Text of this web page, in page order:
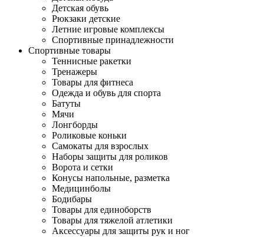
Детская обувь
Рюкзаки детские
Летние игровые комплексы
Спортивные принадлежности
Спортивные товары
Теннисные ракетки
Тренажеры
Товары для фитнеса
Одежда и обувь для спорта
Батуты
Мячи
Лонгборды
Роликовые коньки
Самокаты для взрослых
Наборы защиты для роликов
Ворота и сетки
Конусы напольные, разметка
Медицинболы
Бодибары
Товары для единоборств
Товары для тяжелой атлетики
Аксессуары для защиты рук и ног